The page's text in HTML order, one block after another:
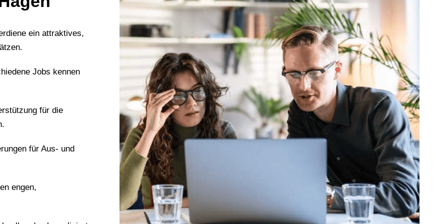
ein attraktives,
Jobs kennen
für die
für Aus- und
engen,